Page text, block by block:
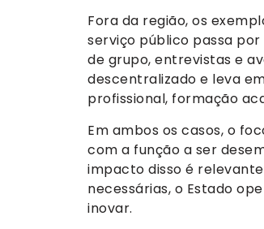
Fora da região, os
serviço público passa
de grupo, entrevistas e
descentralizado e leva
profissional, formação
Em ambos os casos, o
com a função a ser
impacto disso é
necessárias, o Estado
inovar.